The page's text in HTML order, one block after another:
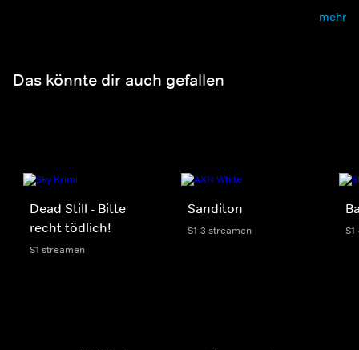
mehr
Das könnte dir auch gefallen
Dead Still - Bitte
recht tödlich!
S1 streamen
Sanditon
S1-3 streamen